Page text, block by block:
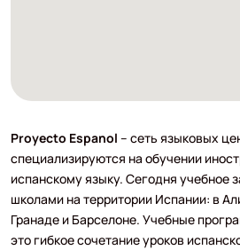
Proyecto Espanol – сеть языковых
специализируются на обучении
испанскому языку. Сегодня учебное
школами на территории Испании: в
Гранаде и Барселоне. Учебные
это гибкое сочетание уроков